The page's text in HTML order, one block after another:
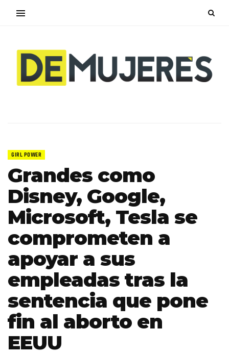
GIRL POWER
Grandes como
Disney, Google,
Microsoft, Tesla se
comprometen a
apoyar a sus
empleadas tras la
sentencia que pone
fin al aborto en
EEUU